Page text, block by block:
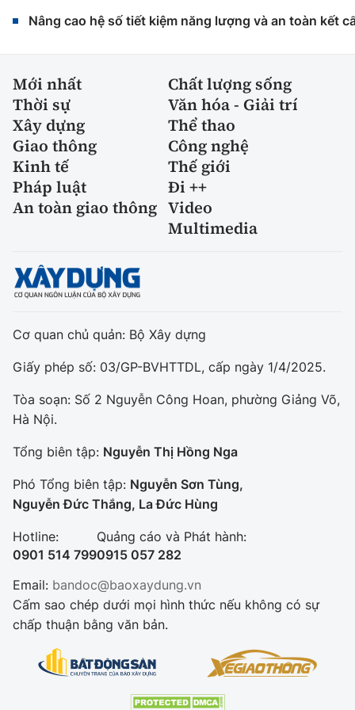
Nâng cao hệ số tiết kiệm năng lượng và an toàn kết
Mới nhất
Chất lượng sống
Thời sự
Văn hóa - Giải trí
Xây dựng
Thể thao
Giao thông
Công nghệ
Kinh tế
Thế giới
Pháp luật
Đi ++
An toàn giao thông Video
Multimedia
Cơ quan chủ quản: Bộ Xây dựng
Giấy phép số: 03/GP-BVHTTDL, cấp ngày 1/4/2025.
Tòa soạn: Số 2 Nguyễn Công Hoan, phường Giảng Võ,
Hà Nội.
Tổng biên tập: Nguyễn Thị Hồng Nga
Phó Tổng biên tập: Nguyễn Sơn Tùng,
Nguyễn Đức Thắng, La Đức Hùng
Hotline:
0901 514 799
Quảng cáo và Phát hành:
0915 057 282
Email: bandoc@baoxaydung.vn
Cấm sao chép dưới mọi hình thức nếu không có sự
chấp thuận bằng văn bản.